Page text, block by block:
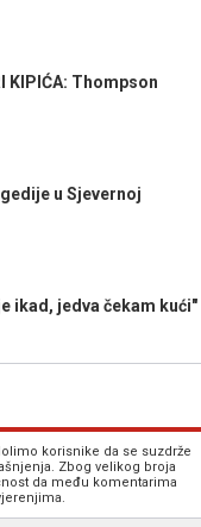
KIPIĆA: Thompson
u Sjevernoj
ikad, jedva čekam kući"
korisnike da se suzdrže
Zbog velikog broja
da među komentarima